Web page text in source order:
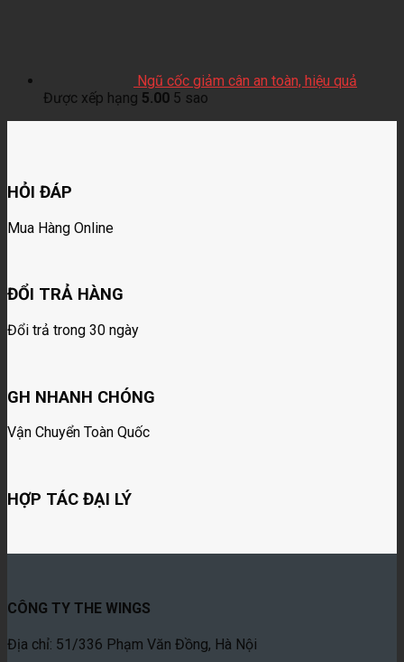
Ngũ cốc giảm cân an toàn, hiệu quả
Được xếp hạng 5.00 5 sao
HỎI ĐÁP
Mua Hàng Online
ĐỔI TRẢ HÀNG
Đổi trả trong 30 ngày
GH NHANH CHÓNG
Vận Chuyển Toàn Quốc
HỢP TÁC ĐẠI LÝ
CÔNG TY THE WINGS
Địa chỉ: 51/336 Phạm Văn Đồng, Hà Nội